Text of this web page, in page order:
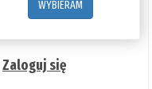
WYBIERAM
Zaloguj się